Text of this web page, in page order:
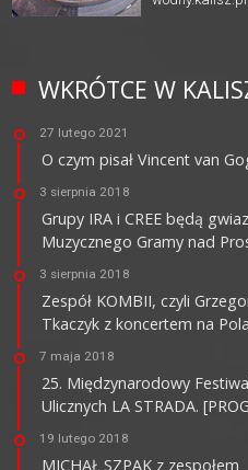
WKRÓTCE W
27 lutego 2021
O czym pisał Vincent van
3 sierpnia 2018
Grupy IRA i CREE będą
Muzycznego Gramy nad
3 sierpnia 2018
Zespół KOMBII, czyli
Tkaczyk z koncertem na
7 maja 2018
25. Międzynarodowy
Ulicznych LA STRADA.
19 lutego 2018
MICHAŁ SZPAK z zespołem